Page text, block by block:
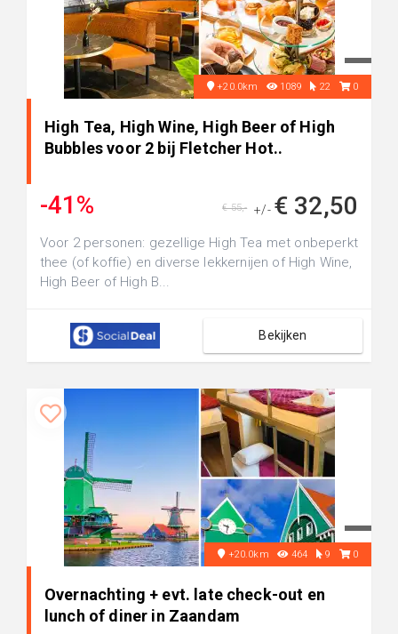
+20.0km 1089 22 0
High Tea, High Wine, High Beer of High
Bubbles voor 2 bij Fletcher Hot..
-41% +/- € 32,50
€ 55,-
Voor 2 personen: gezellige High Tea met onbeperkt
thee (of koffie) en diverse lekkernijen of High Wine,
High Beer of High B...
Bekijken
+20.0km 464 9 0
Overnachting + evt. late check-out en
lunch of diner in Zaandam